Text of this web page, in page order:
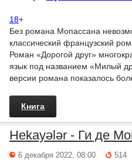
18+
Без романа Мопассана
классический французский
Роман «Дорогой друг»
язык под названием «Милый
версии романа показалось
Книга
Hekayələr - Ги де
6 декабря 2022, 08:00 514